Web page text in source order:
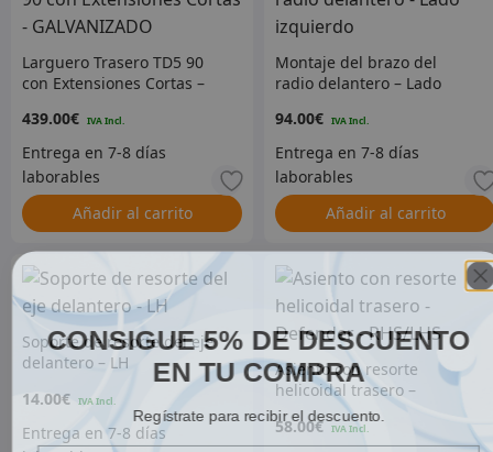
Larguero Trasero TD5 90
con Extensiones Cortas –
439.00€
Añadir al carrito
Montaje del brazo del
radio delantero – Lado
94.00€
Añadir al carrito
Soporte de resorte del eje
delantero – LH
14.00€
Asiento con resorte
helicoidal trasero –
Defender – RHS/LHS
58.00€
CONSIGUE 5% DE DESCUENTO
EN TU COMPRA
Regístrate para recibir el descuento.
Email